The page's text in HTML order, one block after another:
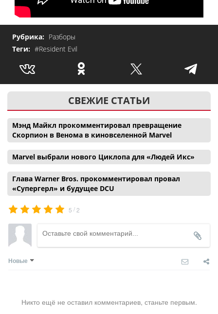
Рубрика: Разборы
Теги: #Resident Evil
СВЕЖИЕ СТАТЬИ
Мэнд Майкл прокомментировал превращение
Скорпион в Венома в киновселенной Marvel
Marvel выбрали нового Циклопа для «Людей Икс»
Глава Warner Bros. прокомментировал провал
«Супергерл» и будущее DCU
5 /2
Новые
Никто ещё не оставил комментариев, станьте первым.